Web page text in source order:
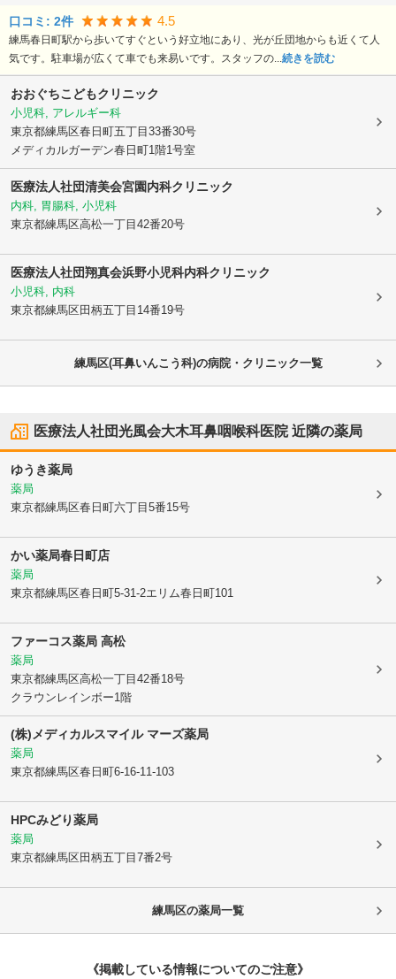
口コミ: 2件 4.5
練馬春日町駅から歩いてすぐという好立地にあり、光が丘団地からも近くて人
気です。駐車場が広くて車でも来易いです。スタッフの... 続きを読む
おおぐちこどもクリニック
小児科, アレルギー科
東京都練馬区春日町五丁目33番30号
メディカルガーデン春日町1階1号室
医療法人社団清美会宮園内科クリニック
内科, 胃腸科, 小児科
東京都練馬区高松一丁目42番20号
医療法人社団翔真会浜野小児科内科クリニック
小児科, 内科
東京都練馬区田柄五丁目14番19号
練馬区(耳鼻いんこう科)の病院・クリニック一覧
医療法人社団光風会大木耳鼻咽喉科医院近隣の薬局
ゆうき薬局
薬局
東京都練馬区春日町六丁目5番15号
かい薬局春日町店
薬局
東京都練馬区春日町5-31-2エリム春日町101
ファーコス薬局 高松
薬局
東京都練馬区高松一丁目42番18号
クラウンレインボー1階
(株)メディカルスマイル マーズ薬局
薬局
東京都練馬区春日町6-16-11-103
HPCみどり薬局
薬局
東京都練馬区田柄五丁目7番2号
練馬区の薬局一覧
《掲載している情報についてのご注意》